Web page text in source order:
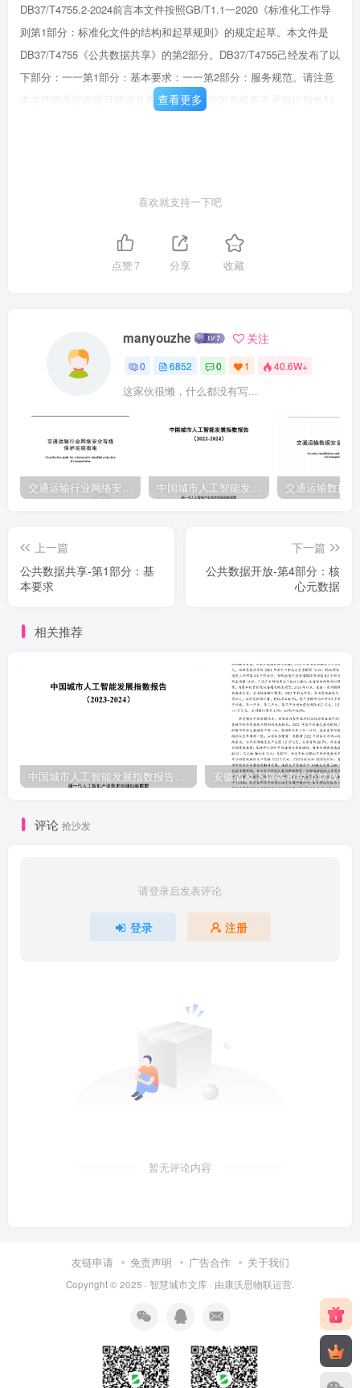
DB37/T4755.2-2024前言本文件按照GB/T1.1一2020《标准化工作导
则第1部分：标准化文件的结构和起草规则》的规定起草。本文件是
DB37/T4755《公共数据共享》的第2部分。DB37/T4755己经发布了以
下部分：一一第1部分：基本要求：一一第2部分：服务规范。请注意
本文件的某些内容可能涉及专利。本文件的发布机构不承担识别专利
查看更多
喜欢就支持一下吧
点赞7 分享 收藏
manyouzhe 关注
0 6852 0 1 40.6W+
这家伙很懒，什么都没有写...
上一篇
公共数据共享-第1部分：基
本要求
下一篇
公共数据开放-第4部分：核
心元数据
相关推荐
评论 抢沙发
请登录后发表评论
登录 注册
暂无评论内容
友链申请 免责声明 广告合作 关于我们
Copyright © 2025 · 智慧城市文库 · 由康沃思物联运营.